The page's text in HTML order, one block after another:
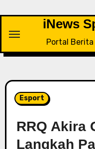
content
iNews
Portal Berita
Esport
RRQ Akira
Langkah